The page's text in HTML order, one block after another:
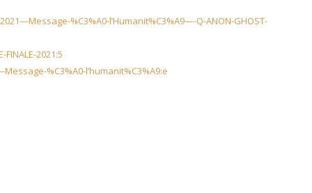
%C3%A0-l’Humanit%C3%A9—-Q-ANON-GHOST-
2021:5
%C3%A0-l’humanit%C3%A9:e